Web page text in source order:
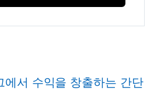
에서 수익을 창출하는 간단